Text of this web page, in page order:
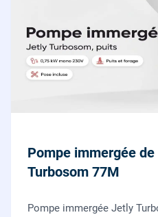
Pompe immergée
Turbosom 77M
Pompe immergée Jetly